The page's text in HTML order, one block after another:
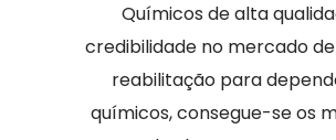
Químicos de alta
credibilidade no mercado
reabilitação para
químicos, consegue-se os